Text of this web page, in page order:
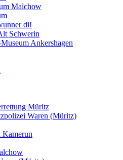
Malchow
di!
Schwerin
Ankershagen
Müritz
Waren (Müritz)
Kamerun